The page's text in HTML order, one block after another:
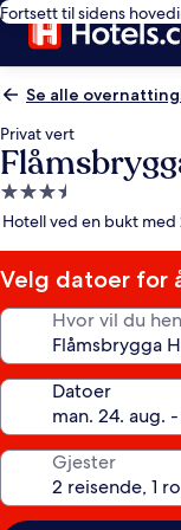
Fortsett til sidens
Se alle
Privat vert
Overnattingssted
med
stjerner
Hotell ved en bukt
Velg datoer for
Hvor vil du
Datoer
Gjester